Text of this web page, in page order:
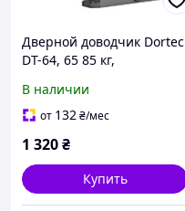
Дверной доводчик Dortec
DT-64, 65 85 кг,
(Китай)
В наличии
от 132₴/мес
1 320₴
Купить